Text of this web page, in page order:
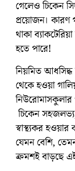
গেলেও চিকেন
প্রয়োজন। কারণ
থাকা
হতে পারে!
নিয়মিত আধসিদ্ধ
থেকে হওয়া
নিউরোমাসকুলার
চিকেন
স্বাস্থ্যকর
যেমন বেশি,
ক্রমশই বাড়ছে